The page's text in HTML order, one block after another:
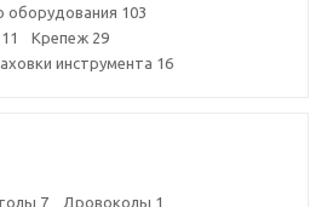
оборудования 103
11 Крепеж 29
инструмента 16
7 Дровоколы 1